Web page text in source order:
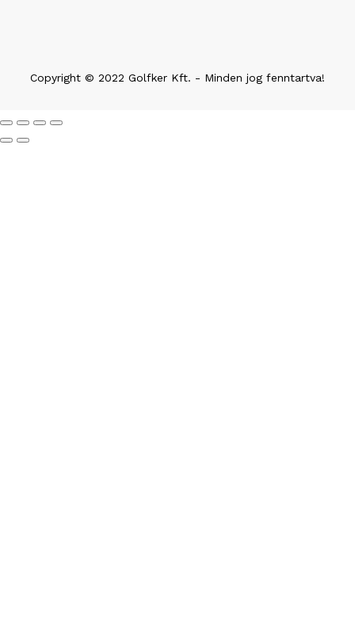
Copyright © 2022 Golfker Kft. - Minden jog fenntartva!